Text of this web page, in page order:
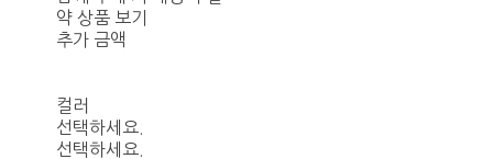
약 상품 보기
추가 금액
컬러
선택하세요.
선택하세요.